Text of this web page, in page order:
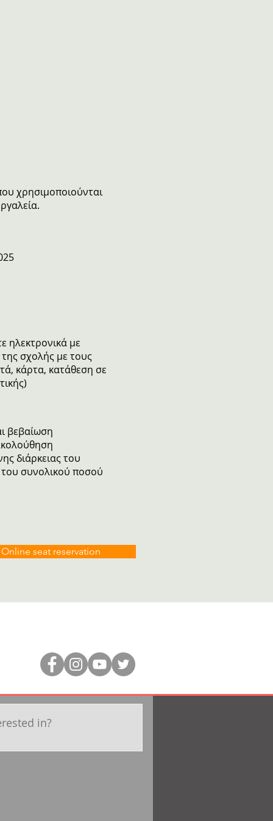
χρησιμοποιούνται
ηλεκτρονικά με
σχολής με τους
κάρτα, κατάθεση σε
βεβαίωση
διάρκειας του
συνολικού ποσού
Online seat reservation